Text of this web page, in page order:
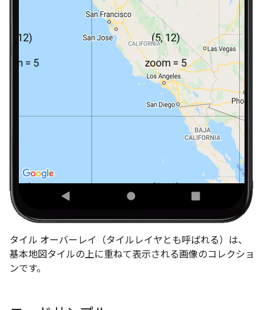
タイル オーバーレイ（タイルレイヤとも呼ばれる）は、
基本地図タイルの上に重ねて表示される画像のコレクショ
ンです。